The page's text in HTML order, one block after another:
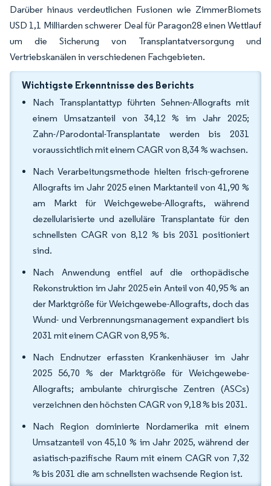
Darüber hinaus verdeutlichen Fusionen wie ZimmerBiomets
USD 1,1 Milliarden schwerer Deal für Paragon28 einen Wettlauf
um die Sicherung von Transplantatversorgung und
Vertriebskanälen in verschiedenen Fachgebieten.
Wichtigste Erkenntnisse des Berichts
Nach Transplantattyp führten Sehnen-Allografts mit
einem Umsatzanteil von 34,12 % im Jahr 2025;
Zahn-/Parodontal-Transplantate werden bis 2031
voraussichtlich mit einem CAGR von 8,34 % wachsen.
Nach Verarbeitungsmethode hielten frisch-gefrorene
Allografts im Jahr 2025 einen Marktanteil von 41,90 %
am Markt für Weichgewebe-Allografts, während
dezellularisierte und azelluläre Transplantate für den
schnellsten CAGR von 8,12 % bis 2031 positioniert
sind.
Nach Anwendung entfiel auf die orthopädische
Rekonstruktion im Jahr 2025 ein Anteil von 40,95 % an
der Marktgröße für Weichgewebe-Allografts, doch das
Wund- und Verbrennungsmanagement expandiert bis
2031 mit einem CAGR von 8,95 %.
Nach Endnutzer erfassten Krankenhäuser im Jahr
2025 56,70 % der Marktgröße für Weichgewebe-
Allografts; ambulante chirurgische Zentren (ASCs)
verzeichnen den höchsten CAGR von 9,18 % bis 2031.
Nach Region dominierte Nordamerika mit einem
Umsatzanteil von 45,10 % im Jahr 2025, während der
asiatisch-pazifische Raum mit einem CAGR von 7,32
% bis 2031 die am schnellsten wachsende Region ist.